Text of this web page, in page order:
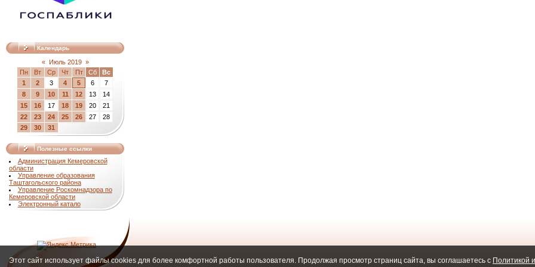
Календарь
« Июль 2019 »
Пн
Вт Ср Чт Пт Сб
Вс
1
2 3 4 5 6
7
8
9 10 11 12 13
14
15
16 17 18 19 20
21
22
23 24 25 26 27
28
29
30 31
Полезные ссылки
Администрация Кемеровской
области
Управление образования
Таштагольского района
Управление Роскомнадзора по
Кемеровской области
Электронный катало
Этот сайт использует файлы cookies для более комфортной работы пользователя. Продолжая просмотр страниц сайта, вы соглашаетесь с Политикой